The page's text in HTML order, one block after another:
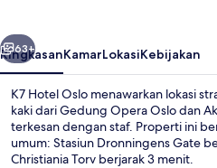
Berikutnya
63+
RingkasanKamarLokasiKebijakan
K7 Hotel Oslo menawarkan lokasi
kaki dari Gedung Opera Oslo dan
terkesan dengan staf. Properti ini
umum: Stasiun Dronningens Gate
Christiania Torv berjarak 3 menit.